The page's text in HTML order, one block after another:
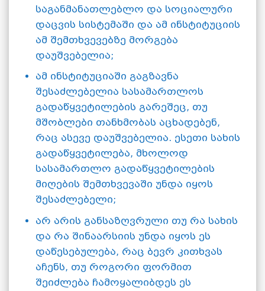
საგანმანათლებლო და სოციალური
დაცვის სისტემაში და ამ ინსტიტუციის
ამ შემთხვევებზე მორგება
დაუშვებელია;
ამ ინსტიტუციაში გაგზავნა
შესაძლებელია სასამართლოს
გადაწყვეტილების გარეშეც, თუ
მშობლები თანხმობას აცხადებენ,
რაც ასევე დაუშვებელია. ესეთი სახის
გადაწყვეტილება, მხოლოდ
სასამართლო გადაწყვეტილების
მიღების შემთხვევაში უნდა იყოს
შესაძლებელი;
არ არის განსაზღვრული თუ რა სახის
და რა შინაარსიის უნდა იყოს ეს
დაწესებულება, რაც ბევრ კითხვას
აჩენს, თუ როგორი ფორმით
შეიძლება ჩამოყალიბდეს ეს